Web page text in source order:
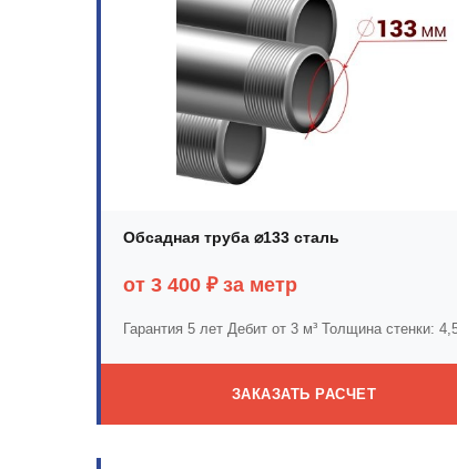
Обсадная труба ⌀133 сталь
от 3 400 ₽ за метр
Гарантия 5 лет Дебит от 3 м³ Толщина стенки:
ЗАКАЗАТЬ РАСЧЕТ